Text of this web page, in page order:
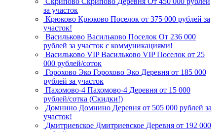
за участок
Крюково Крюково Поселок от 375 000 рублей за
участок!
Васильково Васильково Поселок От 236 000
рублей за участок с коммуникациями!
Васильково VIP Васильково VIP Поселок от 25
000 рублей/соток
Горохово Эко Горохово Эко Деревня от 185 000
рублей за участок
Пахомово-4 Пахомово-4 Деревня от 15 000
рублей/сотка (Скидки!)
Домнино Домнино Деревня от 505 000 рублей за
участок!
Дмитриевское Дмитриевское Деревня от 192 000